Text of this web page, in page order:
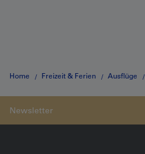
Home Freizeit & Ferien Ausflüge